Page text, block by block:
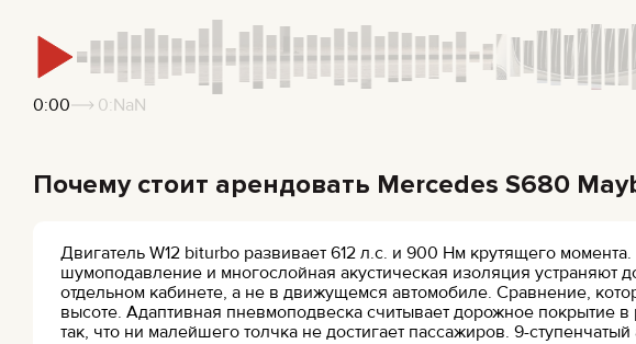
0:00 0:NaN
Почему стоит арендовать Mercedes S680
Двигатель W12 biturbo развивает 612 л.с. и 900 Нм крутящего
шумоподавление и многослойная акустическая изоляция
отдельном кабинете, а не в движущемся автомобиле. Сравнение,
высоте. Адаптивная пневмоподвеска считывает дорожное покрытие
так, что ни малейшего толчка не достигает пассажиров. 9-